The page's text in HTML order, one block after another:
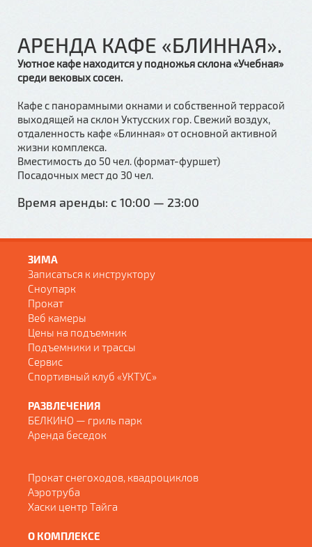
АРЕНДА КАФЕ «БЛИННАЯ».
Уютное кафе находится у подножья склона «Учебная»
среди вековых сосен.
Кафе с панорамными окнами и собственной террасой
выходящей на склон Уктусских гор. Свежий воздух,
отдаленность кафе «Блинная» от основной активной
жизни комплекса.
Вместимость до 50 чел. (формат-фуршет)
Посадочных мест до 30 чел.
Время аренды: с 10:00 — 23:00
ЗИМА
Записаться к инструктору
Сноупарк
Прокат
Веб камеры
Цены на подъемник
Подъемники и трассы
Сервис
Спортивный клуб «УКТУС»
РАЗВЛЕЧЕНИЯ
БЕЛКИНО — гриль парк
Аренда беседок
Прокат снегоходов, квадроциклов
Аэротруба
Хаски центр Тайга
О КОМПЛЕКСЕ